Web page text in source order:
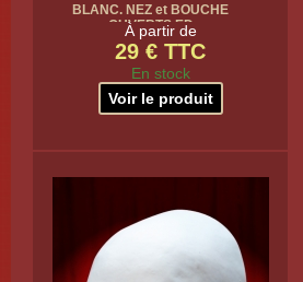
BLANC. NEZ et BOUCHE
OUVERTS ED
À partir de
29 € TTC
En stock
Voir le produit